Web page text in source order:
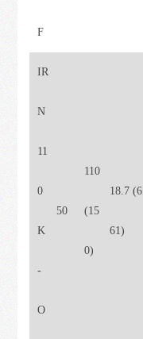
F
IR
N
11
0
K
-
O
50
110
(15
0)
18.7 (6
61)